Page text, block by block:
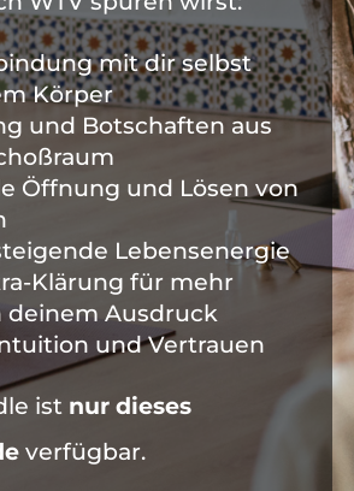
mit dir selbst
Körper
und Botschaften aus
Öffnung und Lösen von
Lebensenergie
Klärung für mehr
deinem Ausdruck
und Vertrauen
ist nur dieses
verfügbar.